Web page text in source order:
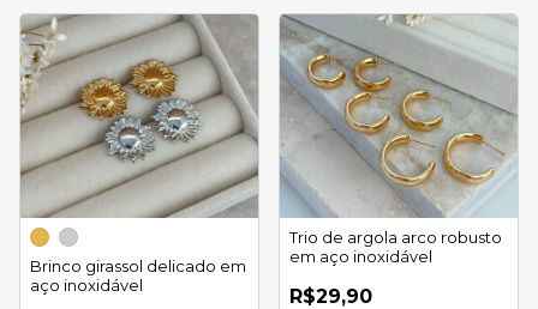
Brinco girassol delicado em
aço inoxidável
Trio de argola arco robusto
em aço inoxidável
R$29,90